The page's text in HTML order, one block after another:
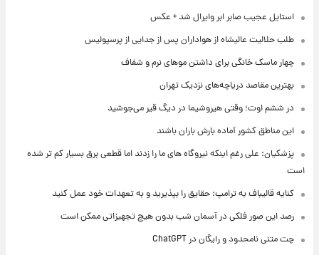
استایل عجیب صابر ابر وایرال شد + عکس
طلب حلالیت عالیشاه از هواداران پس از جدایی از پرسپولیس
چهار ماسک خانگی برای داشتن موهای نرم و شفاف
بهترین مقاصد دریاچه‌های نزدیک تهران
در ششم اوت؛ وقتی هیروشیما در دیگ قیر می‌جوشید
این مناطق کشور آماده بارش باران باشند
پزشکیان: علی رغم اینکه نیروگاه های ما را زدند اما قطعی برق بسیار کم تر شده
است
کنایه قالیباف به ترامپ: حقایق را بپذیرید و به تعهدات خود عمل کنید
رصد این صور فلکی در آسمان شب بدون هیچ تجهیزاتی ممکن است
چت متنی نامحدود و رایگان در ChatGPT